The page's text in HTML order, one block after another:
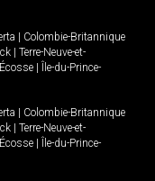
Colombie-Britannique
Terre-Neuve-et-
Île-du-Prince-
Colombie-Britannique
Terre-Neuve-et-
Île-du-Prince-